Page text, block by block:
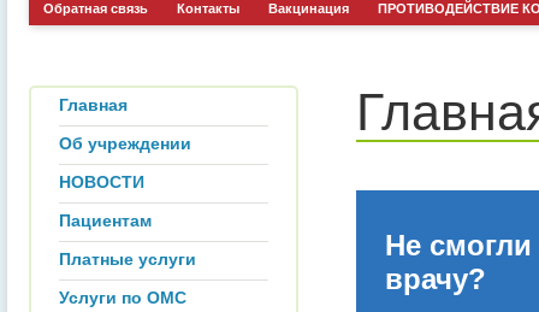
Обратная связь Контакты Вакцинация ПРОТИВОДЕЙСТВИЕ
Главная
Об учреждении
НОВОСТИ
Пациентам
Платные услуги
Услуги по ОМС
Не смогли
врачу?